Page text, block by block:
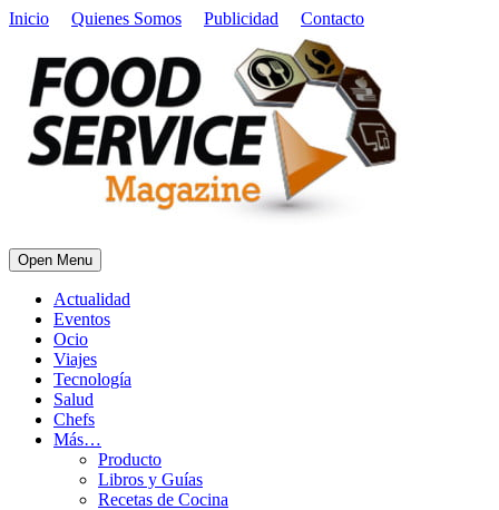
Inicio Quienes Somos Publicidad Contacto
Open Menu
Actualidad
Eventos
Ocio
Viajes
Tecnología
Salud
Chefs
Más…
Producto
Libros y Guías
Recetas de Cocina